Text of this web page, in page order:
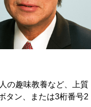
の趣味教養など、上質
タン、または3桁番号2